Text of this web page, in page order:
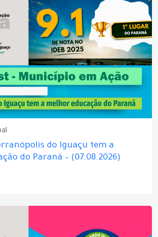
do Iguaçu tem a
do Paraná – (07.08.2026)